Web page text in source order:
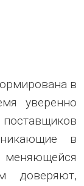
в
уверенно
поставщиков
в
доверяют,